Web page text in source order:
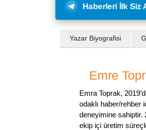
Haberleri İlk Siz
Yazar Biyografisi
Emre
Emra Toprak,
odaklı haber/rehber
deneyimine sahiptir.
ekip içi üretim